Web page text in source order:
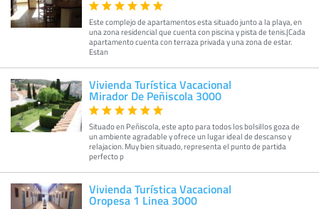
Este complejo de apartamentos esta situado junto a la playa, en
una zona residencial que cuenta con piscina y pista de tenis.|Cada
apartamento cuenta con terraza privada y una zona de estar.
Estan
Vivienda Turística Vacacional
Mirador De Peñiscola 3000
Situado en Peñiscola, este apto para todos los bolsillos goza de
un ambiente agradable y ofrece un lugar ideal de descanso y
relajacion. Muy bien situado, representa el punto de partida
perfecto p
Vivienda Turística Vacacional
Oropesa 1 Linea 3000